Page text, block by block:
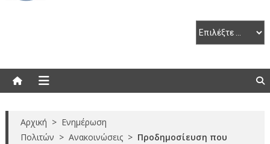
Αρχική > Ενημέρωση
Πολιτών > Ανακοινώσεις > Προδημοσίευση που